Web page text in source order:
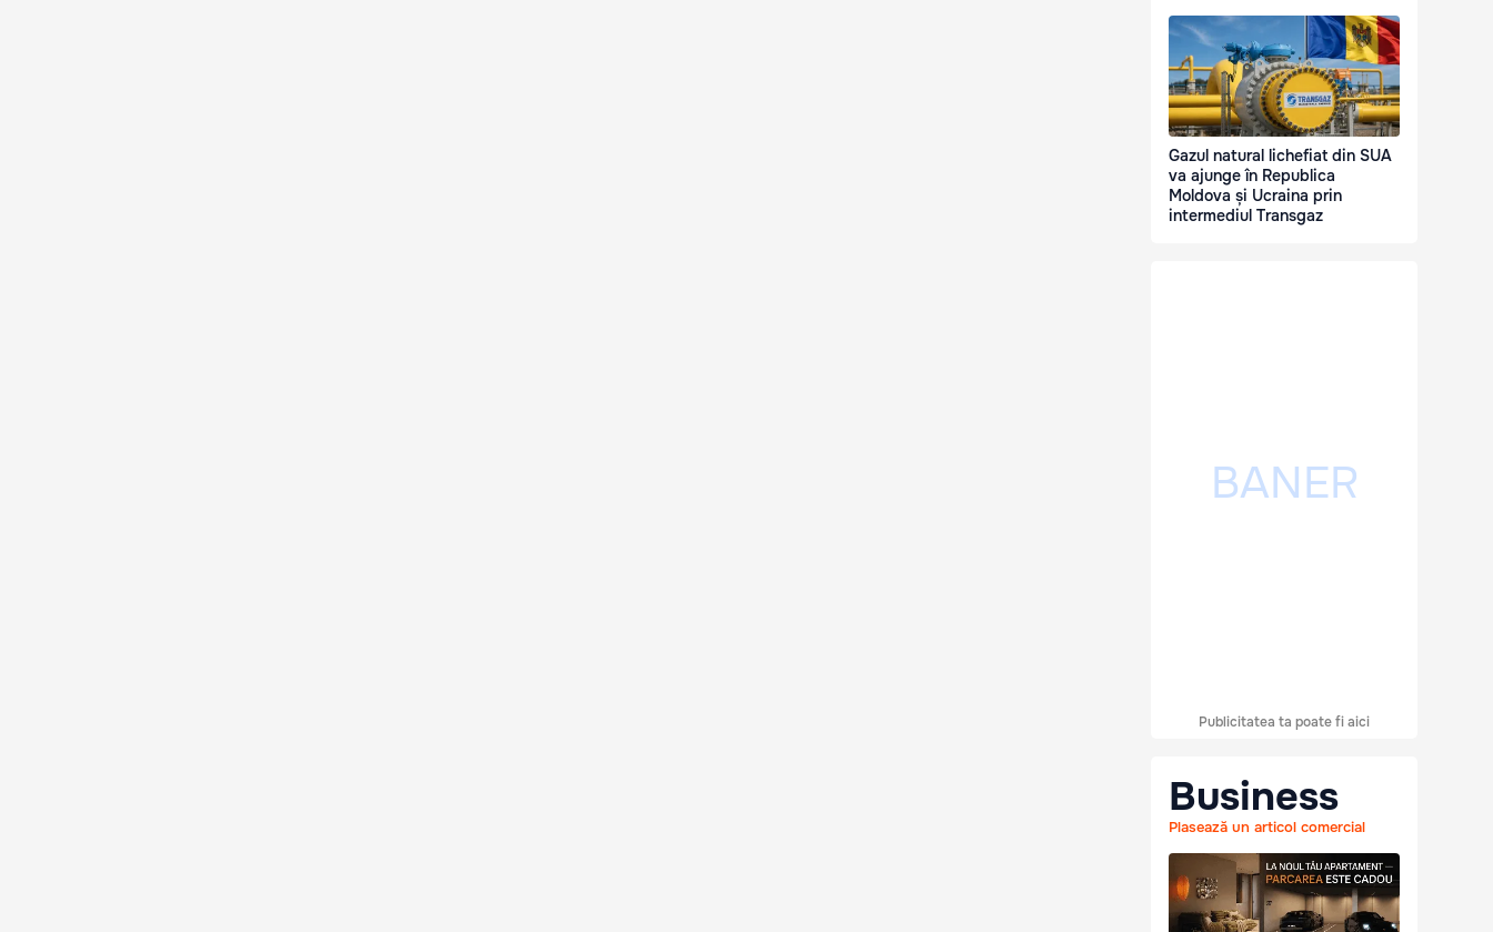
Gazul natural lichefiat din SUA
va ajunge în Republica
Moldova și Ucraina prin
intermediul Transgaz
Publicitatea ta poate fi aici
Business
Plasează un articol comercial